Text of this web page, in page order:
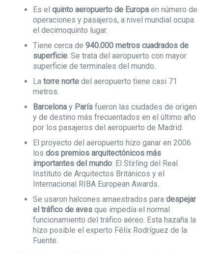
Es el quinto aeropuerto de Europa en número de
operaciones y pasajeros, a nivel mundial ocupa
el decimoquinto lugar.
Tiene cerca de 940.000 metros cuadrados de
superficie. Se trata del aeropuerto con mayor
superficie de terminales del mundo.
Latorre nortedel aeropuerto tiene casi 71
metros.
Barcelonay Parísfueron las ciudades de origen
y de destino más frecuentados en el último año
por los pasajeros del aeropuerto de Madrid.
El proyecto del aeropuerto hizo ganar en 2006
los dos premios arquitectónicos más
importantes del mundo: El Stirling del Real
Instituto de Arquitectos Británicos y el
Internacional RIBA European Awards.
Se usaron halcones amaestrados para despejar
el tráfico de avesque impedía el normal
funcionamiento del tráfico aéreo. Esta hazaña la
hizo posible el experto Félix Rodríguez de la
Fuente.